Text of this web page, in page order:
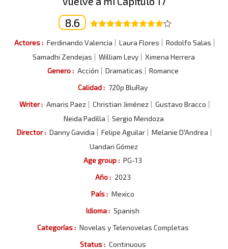
8.6
Actores : Ferdinando Valencia Laura Flores
Rodolfo Salas
Samadhi Zendejas
William Levy
Ximena Herrera
Genero : Acción Dramaticas
Romance
Calidad : 720p BluRay
Writer : Amaris Paez Christian Jiménez
Gustavo Bracco
Neida Padilla
Sergio Mendoza
Director : Danny Gavidia Felipe Aguilar
Melanie D'Andrea
Uandari Gómez
Age group : PG-13
Año : 2023
País : Mexico
Idioma : Spanish
Categorías : Novelas y Telenovelas Completas
Status : Continuous